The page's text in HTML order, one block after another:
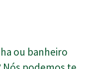
ou banheiro